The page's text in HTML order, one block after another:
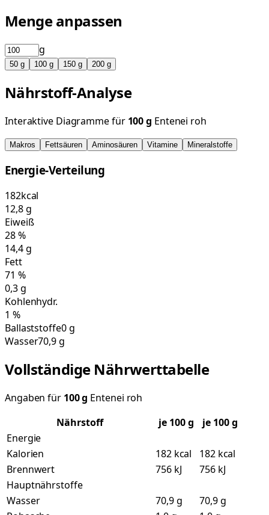
Menge anpassen
g
50 g 100 g 150 g 200 g
Nährstoff-Analyse
Interaktive Diagramme für 100g Entenei roh
Makros Fettsäuren Aminosäuren Vitamine Mineralstoffe
Energie-Verteilung
182kcal
12,8g
Eiweiß
28%
14,4g
Fett
71 %
0,3g
Kohlenhydr.
1 %
Ballaststoffe0 g
Wasser70,9 g
Vollständige Nährwerttabelle
Angaben für 100g Entenei roh
Nährstoff
je 100g
je 100 g
Energie
Kalorien
182 kcal
182 kcal
Brennwert
756 kJ
756 kJ
Hauptnährstoffe
Wasser
70,9 g
70,9 g